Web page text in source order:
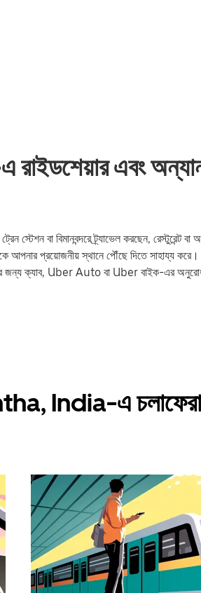
এবং
বা বিমানবন্দরে ট্র্যাভেল করছেন, রেস্টুরেন্ট বা
প্রয়োজনীয় স্থানে পৌঁছে দিতে সাহায্য করে।
ক্যাব, Uber Auto বা Uber বাইক-এর
India-এ